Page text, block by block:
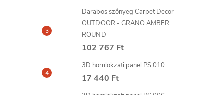
Darabos szőnyeg Carpet Decor
OUTDOOR - GRANO AMBER
ROUND
102 767 Ft
3D homlokzati panel PS 010
17 440 Ft